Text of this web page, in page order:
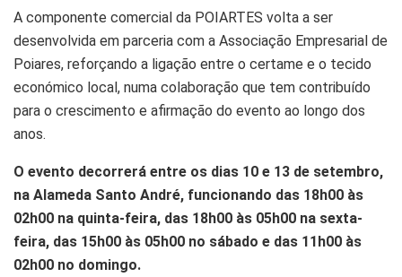
A componente comercial da POIARTES volta a ser
desenvolvida em parceria com a Associação Empresarial de
Poiares, reforçando a ligação entre o certame e o tecido
económico local, numa colaboração que tem contribuído
para o crescimento e afirmação do evento ao longo dos
anos.
O evento decorrerá entre os dias 10 e 13 de setembro,
na Alameda Santo André, funcionando das 18h00 às
02h00 na quinta-feira, das 18h00 às 05h00 na sexta-
feira, das 15h00 às 05h00 no sábado e das 11h00 às
02h00 no domingo.